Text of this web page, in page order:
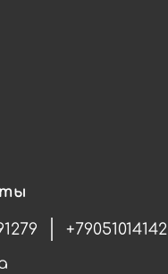
+79051014142